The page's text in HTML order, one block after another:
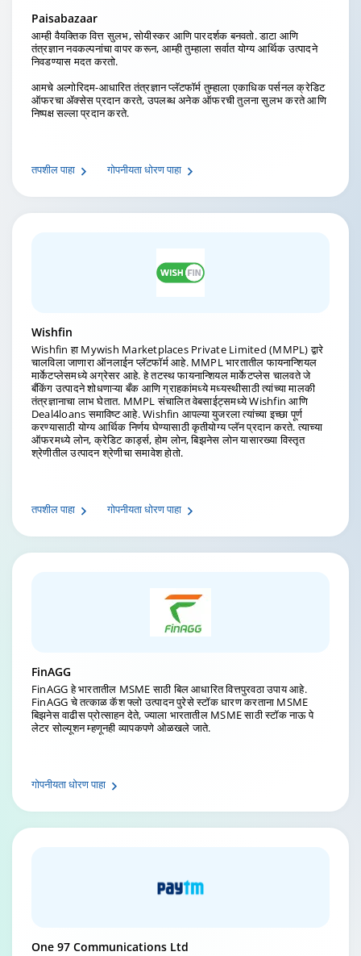
Paisabazaar
आम्ही वैयक्तिक वित्त सुलभ, सोयीस्कर आणि पारदर्शक बनवतो. डाटा आणि
तंत्रज्ञान नवकल्पनांचा वापर करून, आम्ही तुम्हाला सर्वात योग्य आर्थिक उत्पादने
निवडण्यास मदत करतो.
आमचे अल्गोरिदम-आधारित तंत्रज्ञान प्लॅटफॉर्म तुम्हाला एकाधिक पर्सनल क्रेडिट
ऑफरचा ॲक्सेस प्रदान करते, उपलब्ध अनेक ऑफरची तुलना सुलभ करते आणि
निष्पक्ष सल्ला प्रदान करते.
तपशील पाहा गोपनीयता धोरण पाहा
Wishfin
Wishfin हा Mywish Marketplaces Private Limited (MMPL) द्वारे
चालविला जाणारा ऑनलाईन प्लॅटफॉर्म आहे. MMPL भारतातील फायनान्शियल
मार्केटप्लेसमध्ये अग्रेसर आहे. हे तटस्थ फायनान्शियल मार्केटप्लेस चालवते जे
बँकिंग उत्पादने शोधणाऱ्या बँक आणि ग्राहकांमध्ये मध्यस्थीसाठी त्यांच्या मालकी
तंत्रज्ञानाचा लाभ घेतात. MMPL संचालित वेबसाईट्समध्ये Wishfin आणि
Deal4loans समाविष्ट आहे. Wishfin आपल्या युजरला त्यांच्या इच्छा पूर्ण
करण्यासाठी योग्य आर्थिक निर्णय घेण्यासाठी कृतीयोग्य प्लॅन प्रदान करते. त्याच्या
ऑफरमध्ये लोन, क्रेडिट कार्ड्स, होम लोन, बिझनेस लोन यासारख्या विस्तृत
श्रेणीतील उत्पादन श्रेणीचा समावेश होतो.
तपशील पाहा गोपनीयता धोरण पाहा
FinAGG
FinAGG हे भारतातील MSME साठी बिल आधारित वित्तपुरवठा उपाय आहे.
FinAGG चे तत्काळ कॅश फ्लो उत्पादन पुरेसे स्टॉक धारण करताना MSME
बिझनेस वाढीस प्रोत्साहन देते, ज्याला भारतातील MSME साठी स्टॉक नाऊ पे
लेटर सोल्यूशन म्हणूनही व्यापकपणे ओळखले जाते.
गोपनीयता धोरण पाहा
One 97 Communications Ltd